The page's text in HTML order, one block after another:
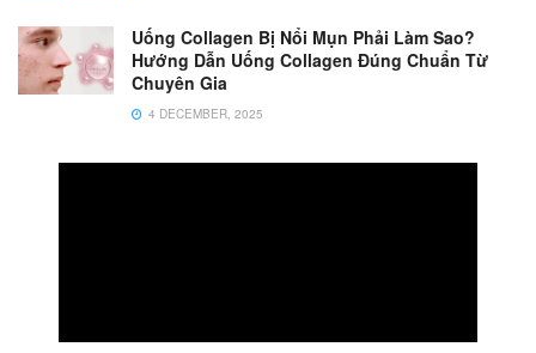
Uống Collagen Bị Nổi Mụn Phải Làm Sao?
Hướng Dẫn Uống Collagen Đúng Chuẩn Từ
Chuyên Gia
4 DECEMBER, 2025